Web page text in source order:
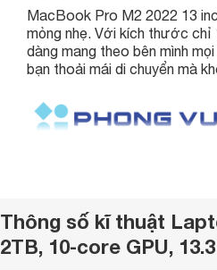
MacBook Pro M2 2022 13
mỏng nhẹ. Với kích thước
dàng mang theo bên mình
bạn thoải mái di chuyển mà
Thông số kĩ thuật
2TB, 10‑core GPU,